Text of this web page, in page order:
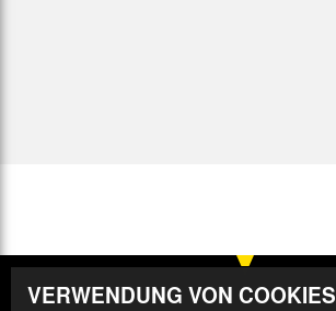
VERWENDUNG VON COOKIES